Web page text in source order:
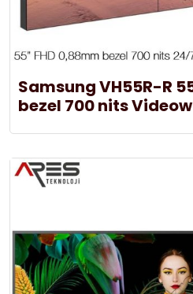
Samsung VH55R-R
bezel 700 nits